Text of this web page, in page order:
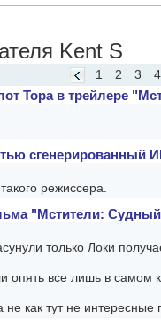
Kent S
4
3
2
1
Тора в трейлере
сгенерированный
режиссера.
"Мстители:
только Локи
опять все лишь в самом
как тут не интересные